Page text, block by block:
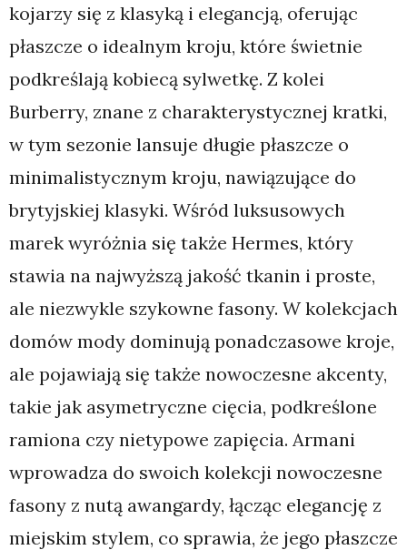
kojarzy się z klasyką i elegancją, oferując
płaszcze o idealnym kroju, które świetnie
podkreślają kobiecą sylwetkę. Z kolei
Burberry, znane z charakterystycznej kratki,
w tym sezonie lansuje długie płaszcze o
minimalistycznym kroju, nawiązujące do
brytyjskiej klasyki. Wśród luksusowych
marek wyróżnia się także Hermes, który
stawia na najwyższą jakość tkanin i proste,
ale niezwykle szykowne fasony. W kolekcjach
domów mody dominują ponadczasowe kroje,
ale pojawiają się także nowoczesne akcenty,
takie jak asymetryczne cięcia, podkreślone
ramiona czy nietypowe zapięcia. Armani
wprowadza do swoich kolekcji nowoczesne
fasony z nutą awangardy, łącząc elegancję z
miejskim stylem, co sprawia, że jego płaszcze